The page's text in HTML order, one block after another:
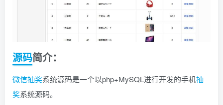
源码简介：
微信抽奖系统源码是一个以php+MySQL进行开发的手机抽
奖系统源码。